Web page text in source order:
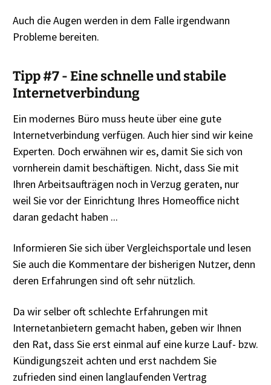
Auch die Augen werden in dem Falle irgendwann
Probleme bereiten.
Tipp #7 - Eine schnelle und stabile
Internetverbindung
Ein modernes Büro muss heute über eine gute
Internetverbindung verfügen. Auch hier sind wir keine
Experten. Doch erwähnen wir es, damit Sie sich von
vornherein damit beschäftigen. Nicht, dass Sie mit
Ihren Arbeitsaufträgen noch in Verzug geraten, nur
weil Sie vor der Einrichtung Ihres Homeoffice nicht
daran gedacht haben ...
Informieren Sie sich über Vergleichsportale und lesen
Sie auch die Kommentare der bisherigen Nutzer, denn
deren Erfahrungen sind oft sehr nützlich.
Da wir selber oft schlechte Erfahrungen mit
Internetanbietern gemacht haben, geben wir Ihnen
den Rat, dass Sie erst einmal auf eine kurze Lauf- bzw.
Kündigungszeit achten und erst nachdem Sie
zufrieden sind einen langlaufenden Vertrag